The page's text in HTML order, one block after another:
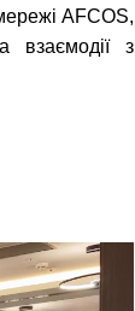
AFCOS,
взаємодії з